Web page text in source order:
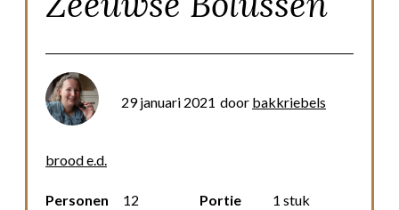
29 januari 2021 door bakkriebels
brood e.d.
Personen 12 Portie
1 stuk